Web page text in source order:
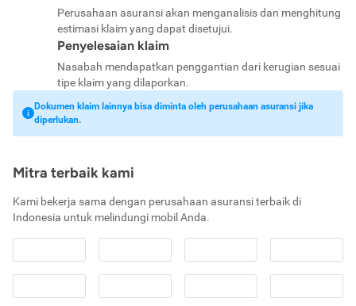
Perusahaan asuransi akan menganalisis dan menghitung
estimasi klaim yang dapat disetujui.
Penyelesaian klaim
Nasabah mendapatkan penggantian dari kerugian sesuai
tipe klaim yang dilaporkan.
Dokumen klaim lainnya bisa diminta oleh perusahaan asuransi jika
diperlukan.
Mitra terbaik kami
Kami bekerja sama dengan perusahaan asuransi terbaik di
Indonesia untuk melindungi mobil Anda.